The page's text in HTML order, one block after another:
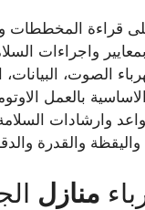
قراءة المخططات
واجراءات
الصوت،
بالعمل
وارشادات
واليقظة والقدرة
منازل